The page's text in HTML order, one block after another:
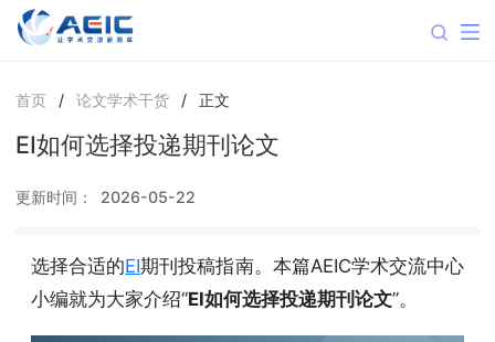
首页 / 论文学术干货 / 正文
EI如何选择投递期刊论文
更新时间： 2026-05-22
选择合适的EI期刊投稿指南。本篇AEIC学术交流中心
小编就为大家介绍“EI如何选择投递期刊论文”。